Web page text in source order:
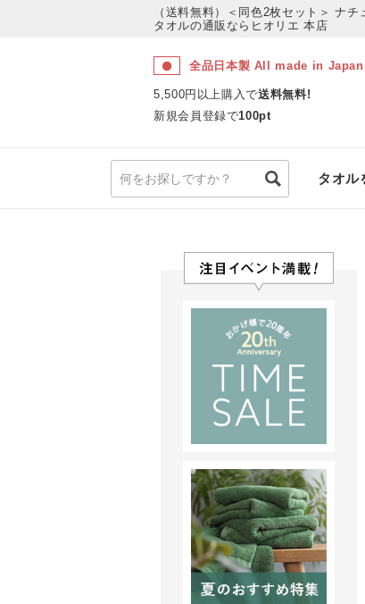
（送料無料）＜同色2枚セット＞ ナ
タオルの通販ならヒオリエ 本店
全品日本製 All made in
5,500円以上購入で送料無料!
新規会員登録で100pt
タオル